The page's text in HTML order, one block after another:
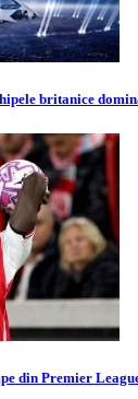
britanice
din Premier